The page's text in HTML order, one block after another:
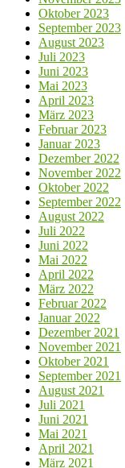
Oktober 2023
September 2023
August 2023
Juli 2023
Juni 2023
Mai 2023
April 2023
März 2023
Februar 2023
Januar 2023
Dezember 2022
November 2022
Oktober 2022
September 2022
August 2022
Juli 2022
Juni 2022
Mai 2022
April 2022
März 2022
Februar 2022
Januar 2022
Dezember 2021
November 2021
Oktober 2021
September 2021
August 2021
Juli 2021
Juni 2021
Mai 2021
April 2021
März 2021